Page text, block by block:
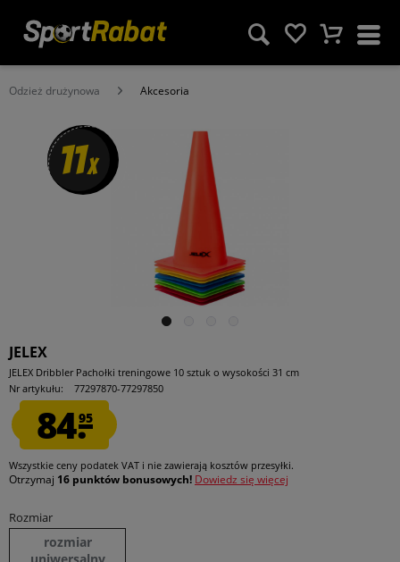
Odzież drużynowa Akcesoria
11x
JELEX
JELEX Dribbler Pachołki treningowe 10 sztuk o wysokości 31 cm
Nr artykułu:
77297870-77297850
84.95
Wszystkie ceny podatek VAT i nie zawierają kosztów przesyłki.
Otrzymaj 16 punktów bonusowych! Dowiedz się więcej
Rozmiar
rozmiar